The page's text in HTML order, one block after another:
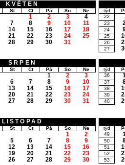
KVĚTEN
St Čt Pá So
Ne
1 2 3 4
7 8 9 10 11
14 15 16 17 18
21 22 23 24 25
28 29 30 31
týd
22
23
24
25
26
27
SRPEN
St Čt Pá So
Ne
1 2 3
6 7 8 9 10
13 14 15 16 17
20 21 22 23 24
27 28 29 30 31
týd
36
37
38
39
40
LISTOPAD
St Čt Pá So
Ne
1 2
5 6 7 8 9
12 13 14 15 16
19 20 21 22 23
26 27 28 29 30
týd
49
50
51
52
53